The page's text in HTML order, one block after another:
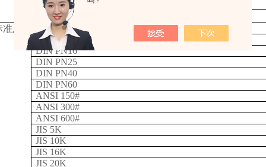
一体式
其他
及
DIN PN6
DIN PN10
DIN PN16
DIN PN25
DIN PN40
DIN PN60
ANSI 150#
ANSI 300#
ANSI 600#
JIS 5K
JIS 10K
JIS 16K
JIS 20K